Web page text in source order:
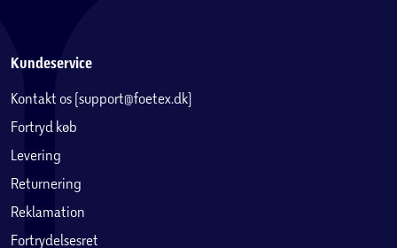
Kundeservice
Kontakt os (support@foetex.dk)
Fortryd køb
Levering
Returnering
Reklamation
Fortrydelsesret